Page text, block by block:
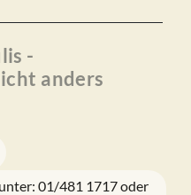
-
anders
01/481 1717 oder